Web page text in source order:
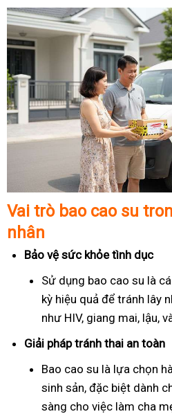
Vai trò bao cao su
nhân
Bảo vệ sức khỏe tình dục
Sử dụng bao cao su là
kỳ hiệu quả để tránh lây
như HIV, giang mai, lậu,
Giải pháp tránh thai an toàn
Bao cao su là lựa chọn
sinh sản, đặc biệt dành
sàng cho việc làm cha